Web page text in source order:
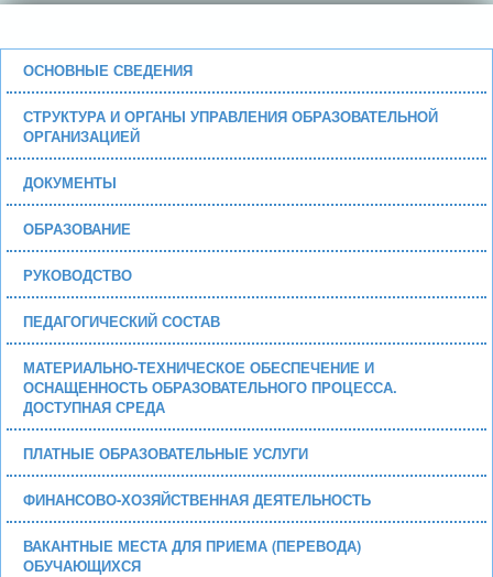
ОСНОВНЫЕ СВЕДЕНИЯ
СТРУКТУРА И ОРГАНЫ УПРАВЛЕНИЯ ОБРАЗОВАТЕЛЬНОЙ
ОРГАНИЗАЦИЕЙ
ДОКУМЕНТЫ
ОБРАЗОВАНИЕ
РУКОВОДСТВО
ПЕДАГОГИЧЕСКИЙ СОСТАВ
МАТЕРИАЛЬНО-ТЕХНИЧЕСКОЕ ОБЕСПЕЧЕНИЕ И
ОСНАЩЕННОСТЬ ОБРАЗОВАТЕЛЬНОГО ПРОЦЕССА.
ДОСТУПНАЯ СРЕДА
ПЛАТНЫЕ ОБРАЗОВАТЕЛЬНЫЕ УСЛУГИ
ФИНАНСОВО-ХОЗЯЙСТВЕННАЯ ДЕЯТЕЛЬНОСТЬ
ВАКАНТНЫЕ МЕСТА ДЛЯ ПРИЕМА (ПЕРЕВОДА)
ОБУЧАЮЩИХСЯ